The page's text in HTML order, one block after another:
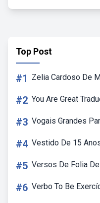
Top Post
#1 Zelia Cardoso De
#2 You Are Great
#3 Vogais Grandes
#4 Vestido De 15
#5 Versos De Folia
#6 Verbo To Be